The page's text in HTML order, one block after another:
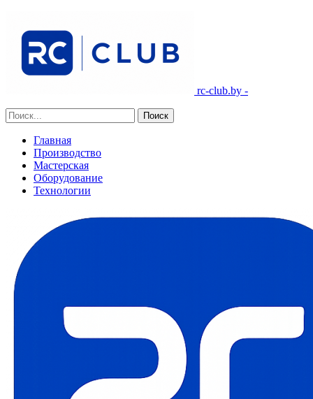
rc-club.by -
Главная
Производство
Мастерская
Оборудование
Технологии